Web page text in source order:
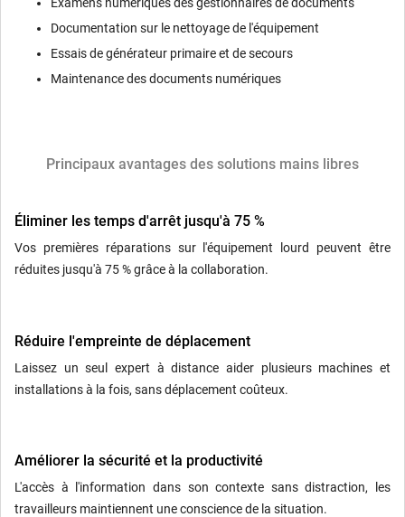
Documentation sur le nettoyage de l'équipement
Essais de générateur primaire et de secours
Maintenance des documents numériques
Principaux avantages des solutions mains libres
Éliminer les temps d'arrêt jusqu'à 75 %
Vos premières réparations sur l'équipement lourd peuvent être
réduites jusqu'à 75 % grâce à la collaboration.
Réduire l'empreinte de déplacement
Laissez un seul expert à distance aider plusieurs machines et
installations à la fois, sans déplacement coûteux.
Améliorer la sécurité et la productivité
L'accès à l'information dans son contexte sans distraction, les
travailleurs maintiennent une conscience de la situation.